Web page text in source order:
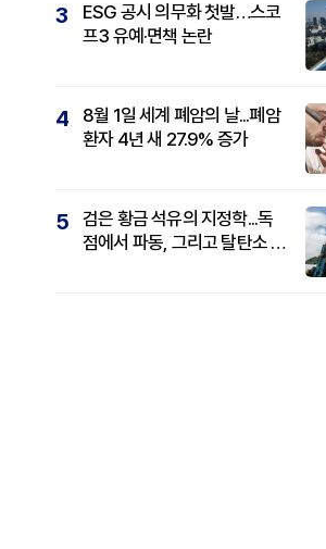
3
ESG 공시 의무화 첫발…스코
프3 유예·면책 논란
4
8월 1일 세계 폐암의 날...폐암
환자 4년 새 27.9% 증가
5
검은 황금 석유의 지정학...독
점에서 파동, 그리고 탈탄소 패